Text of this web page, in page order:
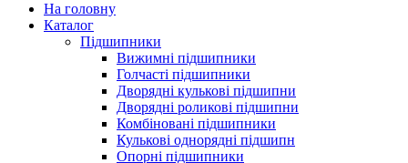
На головну
Каталог
Підшипники
Вижимні підшипники
Голчасті підшипники
Дворядні кулькові підшипни
Дворядні роликові підшипни
Комбіновані підшипники
Кулькові однорядні підшипн
Опорні підшипники